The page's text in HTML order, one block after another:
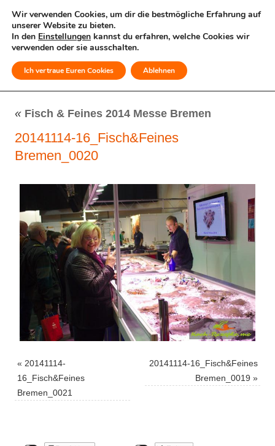
MENÜ
« Fisch & Feines 2014 Messe Bremen
20141114-16_Fisch&Feines
Bremen_0020
« 20141114-
16_Fisch&Feines
Bremen_0021
20141114-16_Fisch&Feines
Bremen_0019 »
Wir verwenden Cookies, um dir die bestmögliche Erfahrung auf
unserer Website zu bieten.
In den Einstellungen kannst du erfahren, welche Cookies wir
verwenden oder sie ausschalten.
Ich vertraue Euren Cookies Ablehnen